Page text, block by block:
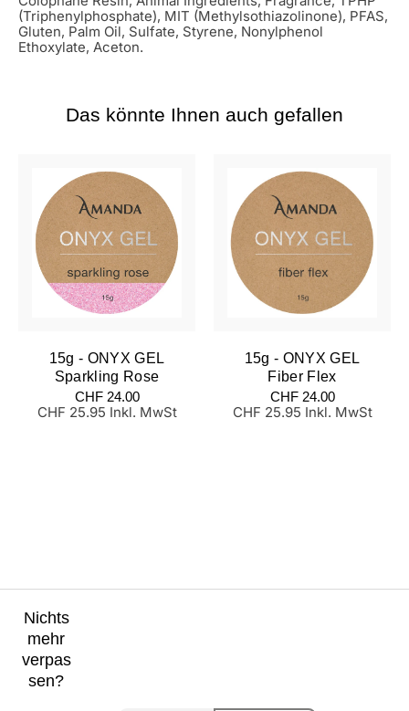
(Triphenylphosphate), MIT (Methylsothiazolinone), PFAS,
Gluten, Palm Oil, Sulfate, Styrene, Nonylphenol
Ethoxylate, Aceton.
Das könnte Ihnen auch gefallen
15g - ONYX GEL
Sparkling Rose
Normaler
Preis
CHF 24.00
CHF 25.95 Inkl. MwSt
15g - ONYX GEL
Fiber Flex
Normaler
Preis
CHF 24.00
CHF 25.95 Inkl. MwSt
Nichts
mehr
verpas
sen?